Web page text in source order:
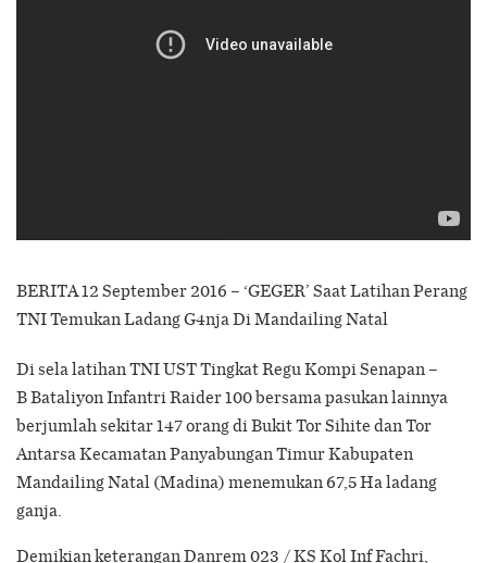
BERITA 12 September 2016 – ‘GEGER’ Saat Latihan Perang
TNI Temukan Ladang G4nja Di Mandailing Natal
Di sela latihan TNI UST Tingkat Regu Kompi Senapan –
B Bataliyon Infantri Raider 100 bersama pasukan lainnya
berjumlah sekitar 147 orang di Bukit Tor Sihite dan Tor
Antarsa Kecamatan Panyabungan Timur Kabupaten
Mandailing Natal (Madina) menemukan 67,5 Ha ladang
ganja.
Demikian keterangan Danrem 023 / KS Kol Inf Fachri,